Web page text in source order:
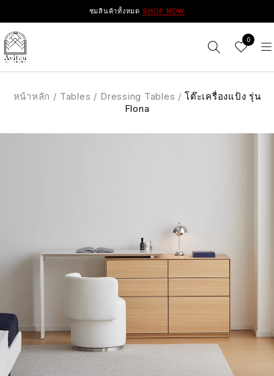
ชมสินค้าทั้งหมด SHOP NOW
0
หน้าหลัก / Tables / Dressing Tables / โต๊ะเครื่องแป้ง รุ่น
Flona